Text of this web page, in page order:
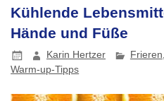
Kühlende
Hände und Füße
Karin Hertzer Frieren,
Warm-up-Tipps